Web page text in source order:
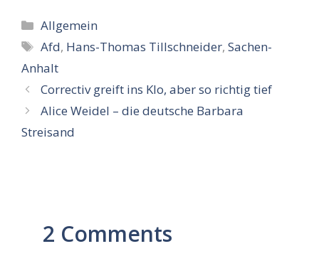
Kategorien
Allgemein
Schlagwörter
Afd, Hans-Thomas Tillschneider,Sachen-
Anhalt
Correctiv greift ins Klo, aber so richtig tief
Alice Weidel – die deutsche Barbara
Streisand
2 Comments